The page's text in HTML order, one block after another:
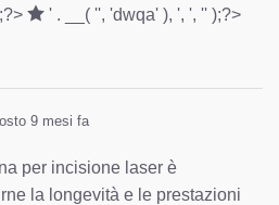
' . __( '', 'dwqa' ), ', ', '' );?>
9 mesi fa
per incisione laser è
la longevità e le prestazioni